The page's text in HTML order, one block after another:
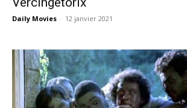
Daily Movies - 12 janvier 2021